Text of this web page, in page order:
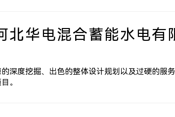
北华电混合蓄能水电有
深度挖掘、出色的整体设计规划以及过硬的服
。